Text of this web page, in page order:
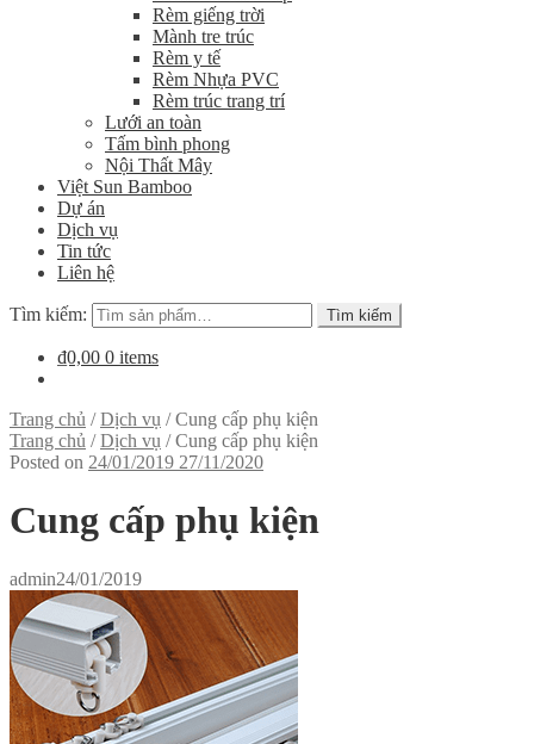
Rèm giếng trời
Mành tre trúc
Rèm y tế
Rèm Nhựa PVC
Rèm trúc trang trí
Lưới an toàn
Tấm bình phong
Nội Thất Mây
Việt Sun Bamboo
Dự án
Dịch vụ
Tin tức
Liên hệ
Tìm kiếm: Tìm kiếm
₫0,00 0 items
Trang chủ /Dịch vụ /Cung cấp phụ kiện
Trang chủ /Dịch vụ /Cung cấp phụ kiện
Posted on 24/01/2019 27/11/2020
Cung cấp phụ kiện
admin24/01/2019